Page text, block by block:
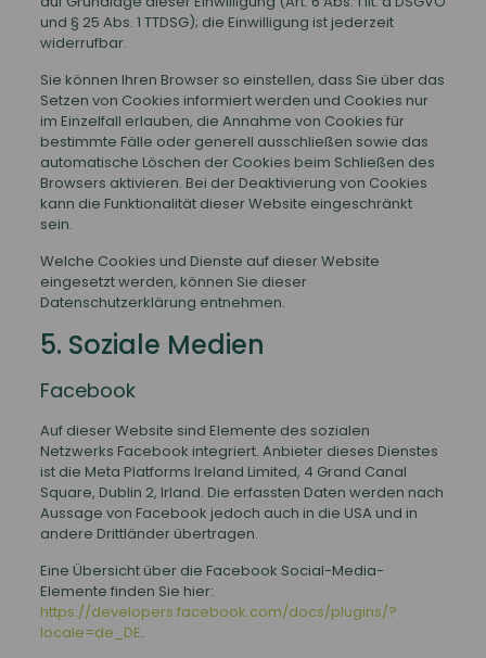
und § 25 Abs. 1 TTDSG); die Einwilligung ist jederzeit
widerrufbar.
Sie können Ihren Browser so einstellen, dass Sie über das
Setzen von Cookies informiert werden und Cookies nur
im Einzelfall erlauben, die Annahme von Cookies für
bestimmte Fälle oder generell ausschließen sowie das
automatische Löschen der Cookies beim Schließen des
Browsers aktivieren. Bei der Deaktivierung von Cookies
kann die Funktionalität dieser Website eingeschränkt
sein.
Welche Cookies und Dienste auf dieser Website
eingesetzt werden, können Sie dieser
Datenschutzerklärung entnehmen.
5. Soziale Medien
Facebook
Auf dieser Website sind Elemente des sozialen
Netzwerks Facebook integriert. Anbieter dieses Dienstes
ist die Meta Platforms Ireland Limited, 4 Grand Canal
Square, Dublin 2, Irland. Die erfassten Daten werden nach
Aussage von Facebook jedoch auch in die USA und in
andere Drittländer übertragen.
Eine Übersicht über die Facebook Social-Media-
Elemente finden Sie hier:
https://developers.facebook.com/docs/plugins/?
locale=de_DE.